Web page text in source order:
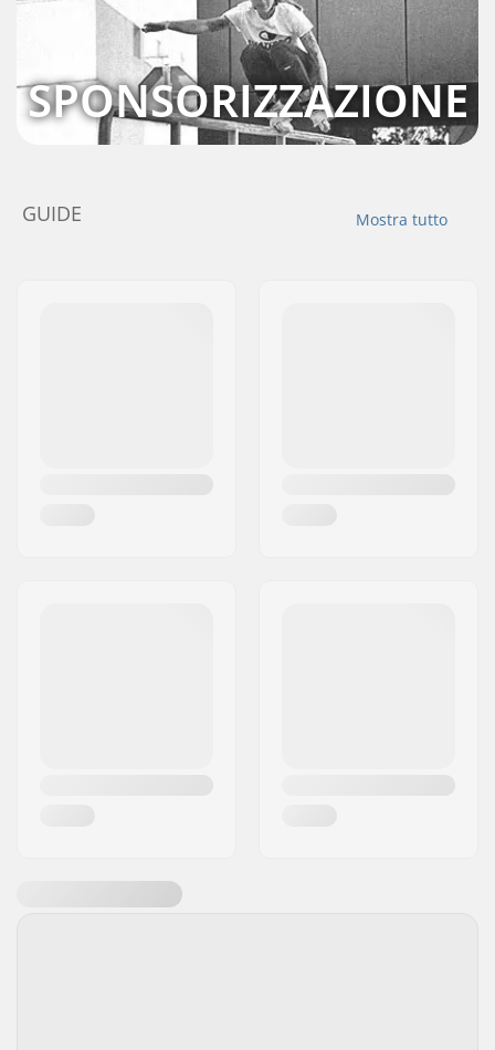
SPONSORIZZAZIONE
Mostra tutto
GUIDE